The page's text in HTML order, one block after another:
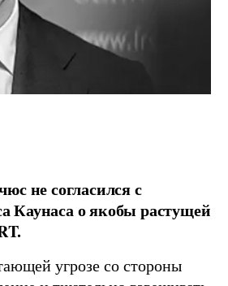
не согласился с
Каунаса о якобы растущей
угрозе со стороны